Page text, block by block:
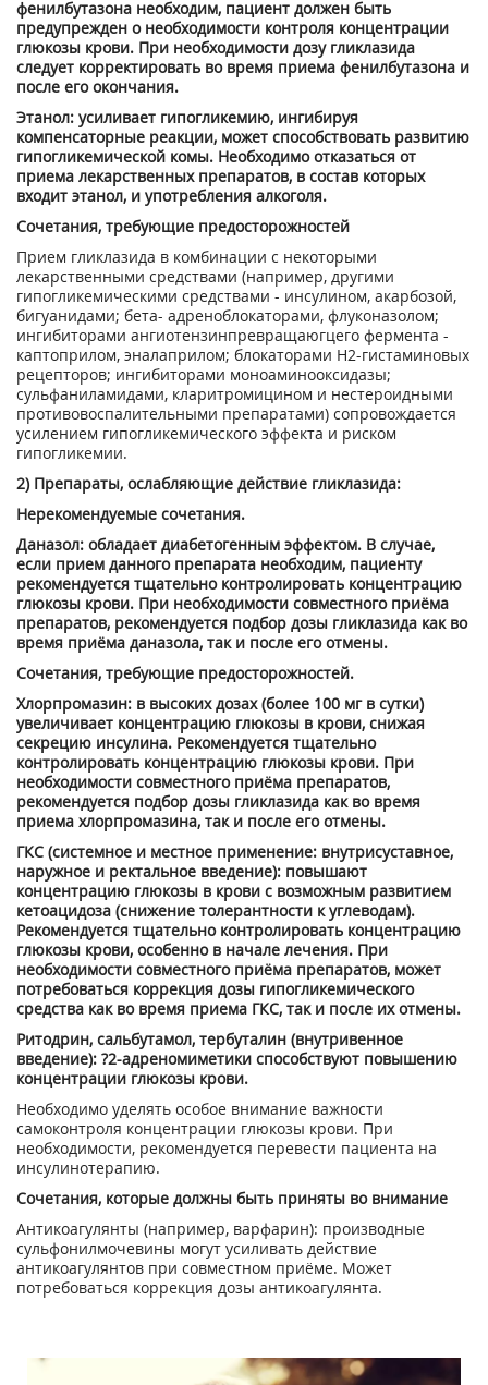
фенилбутазона необходим, пациент должен быть
предупрежден о необходимости контроля концентрации
глюкозы крови. При необходимости дозу гликлазида
следует корректировать во время приема фенилбутазона и
после его окончания.
Этанол: усиливает гипогликемию, ингибируя
компенсаторные реакции, может способствовать развитию
гипогликемической комы. Необходимо отказаться от
приема лекарственных препаратов, в состав которых
входит этанол, и употребления алкоголя.
Сочетания, требующие предосторожностей
Прием гликлазида в комбинации с некоторыми
лекарственными средствами (например, другими
гипогликемическими средствами - инсулином, акарбозой,
бигуанидами; бета- адреноблокаторами, флуконазолом;
ингибиторами ангиотензинпревращаюгцего фермента -
каптоприлом, эналаприлом; блокаторами Н2-гистаминовых
рецепторов; ингибиторами моноаминооксидазы;
сульфаниламидами, кларитромицином и нестероидными
противовоспалительными препаратами) сопровождается
усилением гипогликемического эффекта и риском
гипогликемии.
2) Препараты, ослабляющие действие гликлазида:
Нерекомендуемые сочетания.
Даназол: обладает диабетогенным эффектом. В случае,
если прием данного препарата необходим, пациенту
рекомендуется тщательно контролировать концентрацию
глюкозы крови. При необходимости совместного приёма
препаратов, рекомендуется подбор дозы гликлазида как во
время приёма даназола, так и после его отмены.
Сочетания, требующие предосторожностей.
Хлорпромазин: в высоких дозах (более 100 мг в сутки)
увеличивает концентрацию глюкозы в крови, снижая
секрецию инсулина. Рекомендуется тщательно
контролировать концентрацию глюкозы крови. При
необходимости совместного приёма препаратов,
рекомендуется подбор дозы гликлазида как во время
приема хлорпромазина, так и после его отмены.
ГКС (системное и местное применение: внутрисуставное,
наружное и ректальное введение): повышают
концентрацию глюкозы в крови с возможным развитием
кетоацидоза (снижение толерантности к углеводам).
Рекомендуется тщательно контролировать концентрацию
глюкозы крови, особенно в начале лечения. При
необходимости совместного приёма препаратов, может
потребоваться коррекция дозы гипогликемического
средства как во время приема ГКС, так и после их отмены.
Ритодрин, сальбутамол, тербуталин (внутривенное
введение): ?2-адреномиметики способствуют повышению
концентрации глюкозы крови.
Необходимо уделять особое внимание важности
самоконтроля концентрации глюкозы крови. При
необходимости, рекомендуется перевести пациента на
инсулинотерапию.
Сочетания, которые должны быть приняты во внимание
Антикоагулянты (например, варфарин): производные
сульфонилмочевины могут усиливать действие
антикоагулянтов при совместном приёме. Может
потребоваться коррекция дозы антикоагулянта.